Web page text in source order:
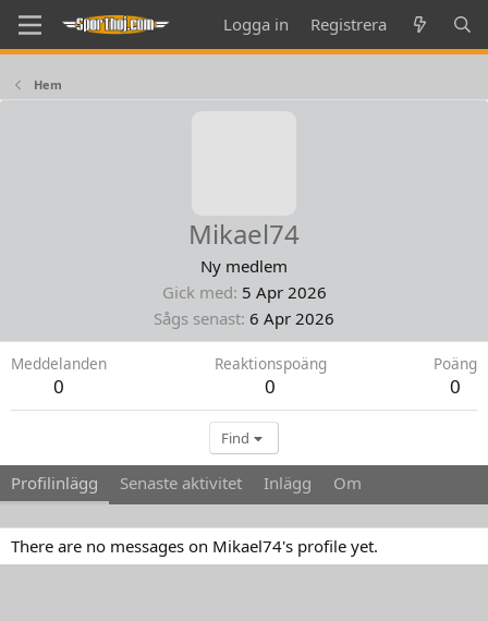
Logga in Registrera
Hem
Mikael74
Ny medlem
Gick med 5 Apr 2026
Sågs senast 6 Apr 2026
Meddelanden
0
Reaktionspoäng
0
Poäng
0
Find
Profilinlägg Senaste aktivitet Inlägg Om
There are no messages on Mikael74's profile yet.